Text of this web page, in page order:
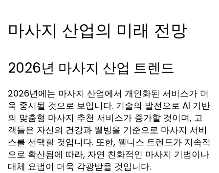
마사지 산업의 미래 전망
2026년 마사지 산업 트렌드
2026년에는 마사지 산업에서 개인화된 서비스가 더
욱 중시될 것으로 보입니다. 기술의 발전으로 AI 기반
의 맞춤형 마사지 추천 서비스가 증가할 것이며, 고
객들은 자신의 건강과 웰빙을 기준으로 마사지 서비
스를 선택할 것입니다. 또한, 웰니스 트렌드가 지속적
으로 확산됨에 따라, 자연 친화적인 마사지 기법이나
대체 요법이 더욱 각광받을 것입니다.